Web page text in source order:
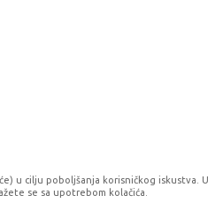
u cilju poboljšanja korisničkog iskustva.
se sa upotrebom kolačića.